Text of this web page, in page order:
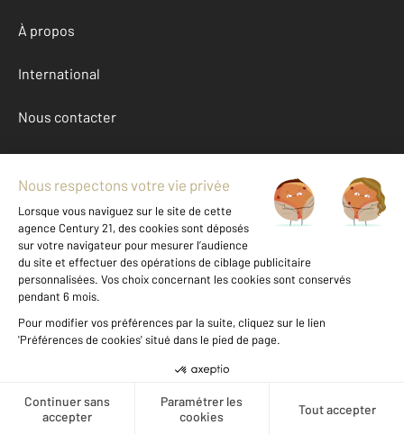
Téléphoner
À propos
International
Nous contacter
Mentions légales & CGU et Barèmes d'honoraires
Données personnelles
Gestionnaire des cookies
Achat appartement autour de ST ETIENNE (42000)